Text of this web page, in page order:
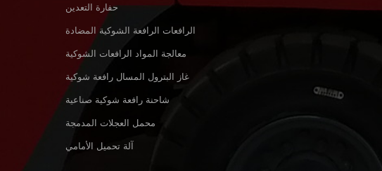
حفارة التعدين
الرافعات الرافعة الشوكية المضادة
معالجة المواد الرافعات الشوكية
غاز البترول المسال رافعة شوكية
شاحنة رافعة شوكية صناعية
محمل العجلات المدمجة
آلة تحميل الأمامي